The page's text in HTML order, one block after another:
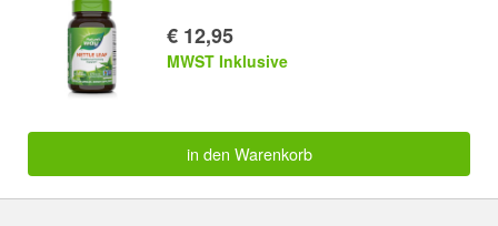
€ 12,95
MWST Inklusive
in den Warenkorb